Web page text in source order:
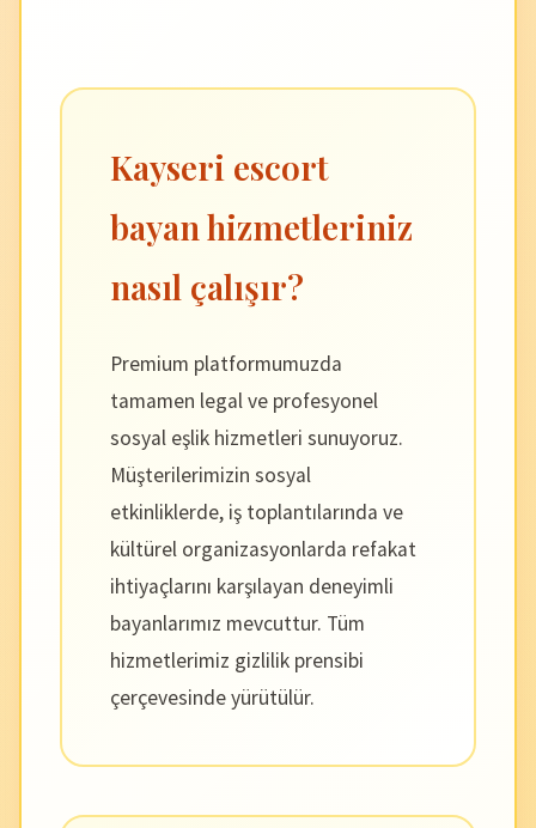
Kayseri escort
bayan hizmetleriniz
nasıl çalışır?
Premium platformumuzda
tamamen legal ve profesyonel
sosyal eşlik hizmetleri sunuyoruz.
Müşterilerimizin sosyal
etkinliklerde, iş toplantılarında ve
kültürel organizasyonlarda refakat
ihtiyaçlarını karşılayan deneyimli
bayanlarımız mevcuttur. Tüm
hizmetlerimiz gizlilik prensibi
çerçevesinde yürütülür.